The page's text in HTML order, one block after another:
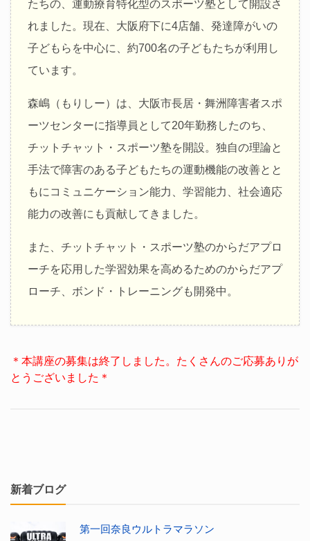
たちの、運動療育特化型のスポーツ塾として開設さ
れました。現在、大阪府下に4店舗、発達障がいの
子どもらを中心に、約700名の子どもたちが利用し
ています。
森嶋（もりしー）は、大阪市長居・舞洲障害者スポ
ーツセンターに指導員として20年勤務したのち、
チットチャット・スポーツ塾を開設。独自の理論と
手法で障害のある子どもたちの運動機能の改善とと
もにコミュニケーション能力、学習能力、社会適応
能力の改善にも貢献してきました。
また、チットチャット・スポーツ塾のからだアプロ
ーチを応用した学習効果を高めるためのからだアプ
ローチ、ボンド・トレーニングも開発中。
＊本講座の募集は終了しました。たくさんのご応募ありが
とうございました＊
新着ブログ
第一回奈良ウルトラマラソン